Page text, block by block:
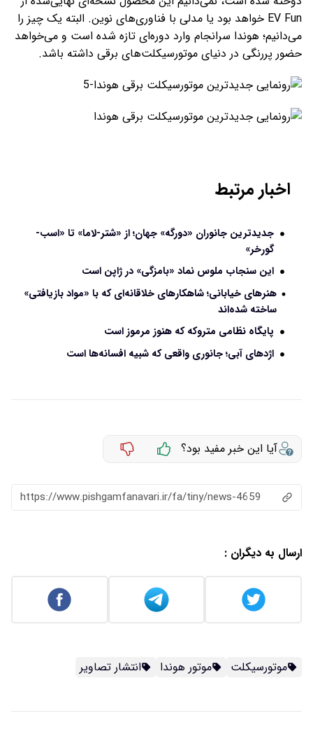
EV Fun خواهد بود یا مدلی با فناوری‌های نوین. البته یک چیز را
می‌دانیم؛ هوندا سرانجام وارد دوره‌ای تازه شده است و می‌خواهد
حضور پررنگی در دنیای موتورسیکلت‌های برقی داشته باشد.
اخبار مرتبط
جدیدترین جانوران «دورگه» جهان؛ از «شتر-لاما» تا «اسب-
گورخر»
این سنجاب ملوس نماد «بامزگی» در ژاپن است
هنرهای خیابانی؛ شاهکارهای خلاقانه‌ای که با «مواد بازیافتی»
ساخته شده‌اند
پایگاه نظامی متروکه که هنوز مرموز است
اژدهای آبی؛ جانوری واقعی که شبیه افسانه‌ها است
آیا این خبر مفید بود؟
https://www.pishgamfanavari.ir/fa/tiny/news-4659
ارسال به دیگران :
موتورسیکلت موتور هوندا انتشار تصاویر